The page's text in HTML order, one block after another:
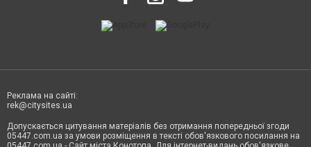
Реклама на сайті:
rek@citysites.ua
Допускається цитування матеріалів без отримання попередньої згоди
05447.com.ua за умови розміщення в тексті обов'язкового посилання на